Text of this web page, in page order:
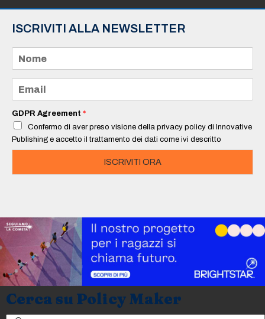
ISCRIVITI ALLA NEWSLETTER
m
e
a
i
*
GDPR Agreement *
Confermo di aver preso visione della privacy policy di Innovative
Publishing e accetto il trattamento dei dati come ivi descritto
ISCRIVITI ORA
Cerca su Policy Maker